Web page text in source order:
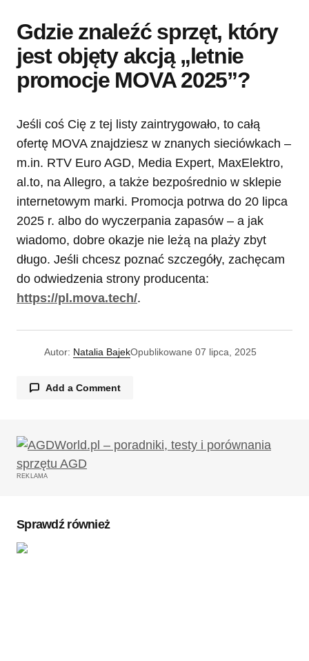
Gdzie znaleźć sprzęt, który
jest objęty akcją „letnie
promocje MOVA 2025”?
Jeśli coś Cię z tej listy zaintrygowało, to całą
ofertę MOVA znajdziesz w znanych sieciówkach –
m.in. RTV Euro AGD, Media Expert, MaxElektro,
al.to, na Allegro, a także bezpośrednio w sklepie
internetowym marki. Promocja potrwa do 20 lipca
2025 r. albo do wyczerpania zapasów – a jak
wiadomo, dobre okazje nie leżą na plaży zbyt
długo. Jeśli chcesz poznać szczegóły, zachęcam
do odwiedzenia strony producenta:
https://pl.mova.tech/.
Autor: Natalia BajekOpublikowane 07 lipca, 2025
Add a Comment
Twój adres email nie zostanie opublikowany.
Wymagane pola są oznaczone
REKLAMA
Sprawdź również